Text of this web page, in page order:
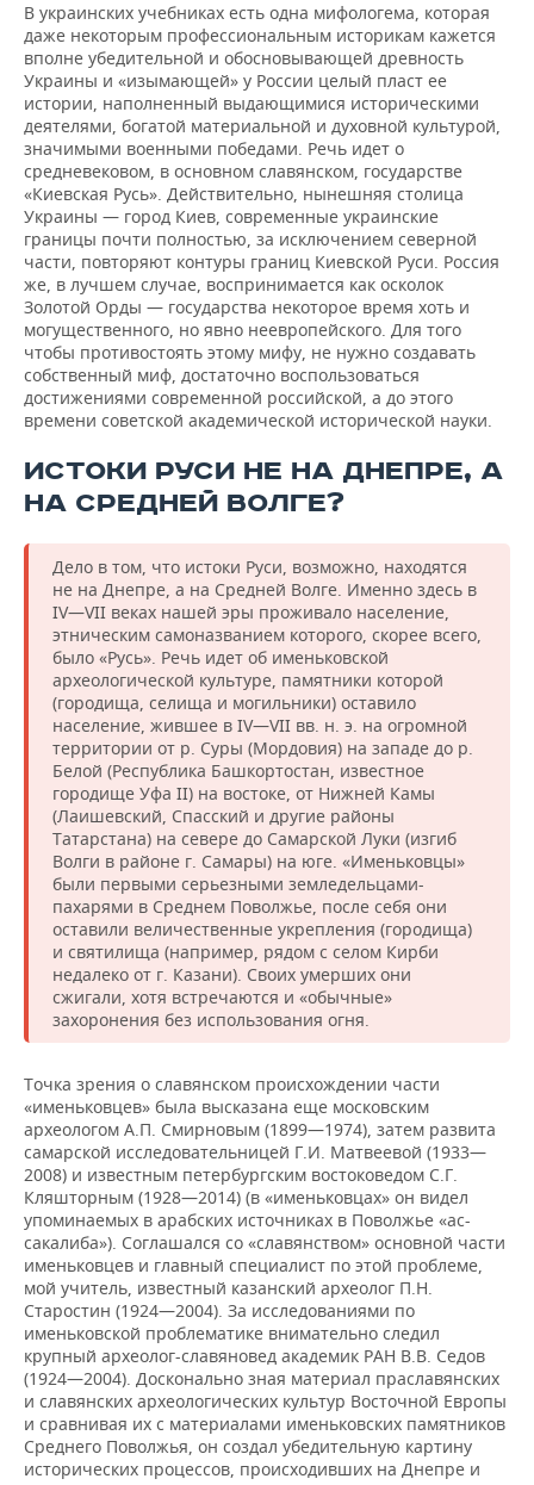
В украинских учебниках есть одна мифологема, которая
даже некоторым профессиональным историкам кажется
вполне убедительной и обосновывающей древность
Украины и «изымающей» у России целый пласт ее
истории, наполненный выдающимися историческими
деятелями, богатой материальной и духовной культурой,
значимыми военными победами. Речь идет о
средневековом, в основном славянском, государстве
«Киевская Русь». Действительно, нынешняя столица
Украины — город Киев, современные украинские
границы почти полностью, за исключением северной
части, повторяют контуры границ Киевской Руси. Россия
же, в лучшем случае, воспринимается как осколок
Золотой Орды — государства некоторое время хоть и
могущественного, но явно неевропейского. Для того
чтобы противостоять этому мифу, не нужно создавать
собственный миф, достаточно воспользоваться
достижениями современной российской, а до этого
времени советской академической исторической науки.
ИСТОКИ РУСИ НЕ НА ДНЕПРЕ, А
НА СРЕДНЕЙ ВОЛГЕ?
Дело в том, что истоки Руси, возможно, находятся
не на Днепре, а на Средней Волге. Именно здесь в
IV—VII веках нашей эры проживало население,
этническим самоназванием которого, скорее всего,
было «Русь». Речь идет об именьковской
археологической культуре, памятники которой
(городища, селища и могильники) оставило
население, жившее в IV—VII вв. н. э. на огромной
территории от р. Суры (Мордовия) на западе до р.
Белой (Республика Башкортостан, известное
городище Уфа II) на востоке, от Нижней Камы
(Лаишевский, Спасский и другие районы
Татарстана) на севере до Самарской Луки (изгиб
Волги в районе г. Самары) на юге. «Именьковцы»
были первыми серьезными земледельцами-
пахарями в Среднем Поволжье, после себя они
оставили величественные укрепления (городища)
и святилища (например, рядом с селом Кирби
недалеко от г. Казани). Своих умерших они
сжигали, хотя встречаются и «обычные»
захоронения без использования огня.
Точка зрения о славянском происхождении части
«именьковцев» была высказана еще московским
археологом А.П. Смирновым (1899—1974), затем развита
самарской исследовательницей Г.И. Матвеевой (1933—
2008) и известным петербургским востоковедом С.Г.
Кляшторным (1928—2014) (в «именьковцах» он видел
упоминаемых в арабских источниках в Поволжье «ас-
сакалиба»). Соглашался со «славянством» основной части
именьковцев и главный специалист по этой проблеме,
мой учитель, известный казанский археолог П.Н.
Старостин (1924—2004). За исследованиями по
именьковской проблематике внимательно следил
крупный археолог-славяновед академик РАН В.В. Седов
(1924—2004). Досконально зная материал праславянских
и славянских археологических культур Восточной Европы
и сравнивая их с материалами именьковских памятников
Среднего Поволжья, он создал убедительную картину
исторических процессов, происходивших на Днепре и